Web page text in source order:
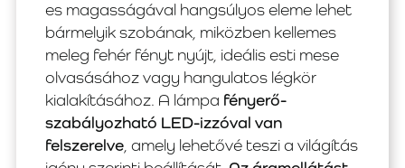
es magasságával hangsúlyos eleme lehet
bármelyik szobának, miközben kellemes
meleg fehér fényt nyújt, ideális esti mese
olvasásához vagy hangulatos légkör
kialakításához. A lámpa fényerő-
szabályozható LED-izzóval van
felszerelve , amely lehetővé teszi a világítás